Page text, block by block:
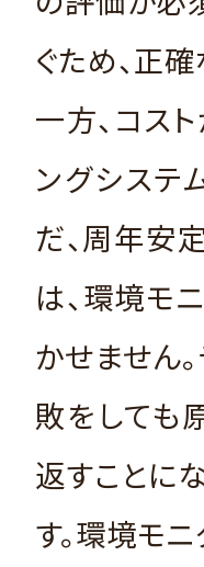
ぐため、正
一方、コス
ングシステ
だ、周年安
は、環境モ
かせません
敗をしても
返すことに
す。環境モ